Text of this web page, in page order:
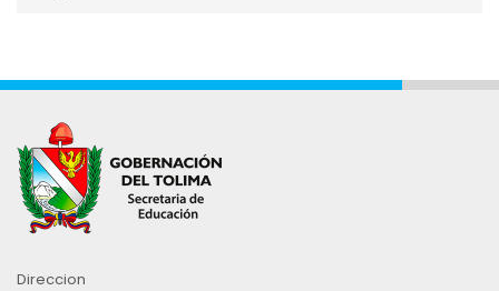
Direccion